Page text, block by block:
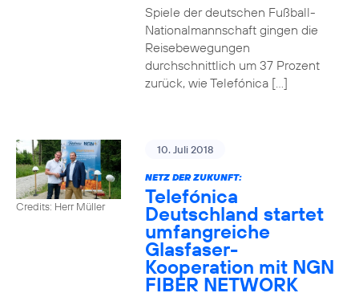
Spiele der deutschen Fußball-
Nationalmannschaft gingen die
Reisebewegungen
durchschnittlich um 37 Prozent
zurück, wie Telefónica […]
Credits: Herr Müller
10. Juli 2018
NETZ DER ZUKUNFT:
Telefónica
Deutschland startet
umfangreiche
Glasfaser-
Kooperation mit NGN
FIBER NETWORK